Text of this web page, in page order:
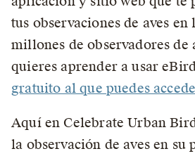
tus observaciones de aves
millones de observadores de
quieres aprender a usar
gratuito al que puedes
Aquí en Celebrate Urban
la observación de aves en su